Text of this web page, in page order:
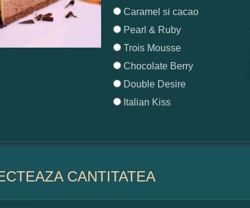
Caramel si cacao
Pearl & Ruby
Trois Mousse
Chocolate Berry
Double Desire
Italian Kiss
CANTITATEA